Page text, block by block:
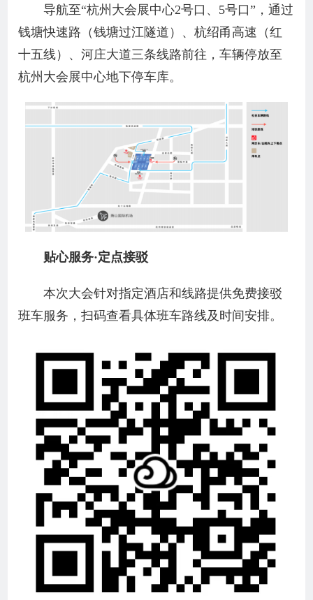
导航至“杭州大会展中心2号口、5号口”，通过
钱塘快速路（钱塘过江隧道）、杭绍甬高速（红
十五线）、河庄大道三条线路前往，车辆停放至
杭州大会展中心地下停车库。
贴心服务·定点接驳
本次大会针对指定酒店和线路提供免费接驳
班车服务，扫码查看具体班车路线及时间安排。